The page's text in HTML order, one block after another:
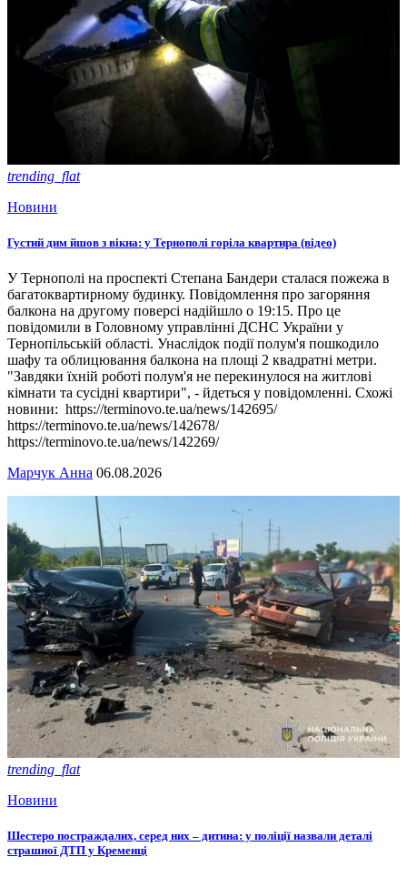
trending_flat
Новини
Густий дим йшов з вікна: у Тернополі горіла квартира (відео)
У Тернополі на проспекті Степана Бандери сталася пожежа в
багатоквартирному будинку. Повідомлення про загоряння
балкона на другому поверсі надійшло о 19:15. Про це
повідомили в Головному управлінні ДСНС України у
Тернопільській області. Унаслідок події полум'я пошкодило
шафу та облицювання балкона на площі 2 квадратні метри.
"Завдяки їхній роботі полум'я не перекинулося на житлові
кімнати та сусідні квартири", - йдеться у повідомленні. Схожі
новини: https://terminovo.te.ua/news/142695/
https://terminovo.te.ua/news/142678/
https://terminovo.te.ua/news/142269/
Марчук Анна 06.08.2026
trending_flat
Новини
Шестеро постраждалих, серед них – дитина: у поліції назвали деталі
страшної ДТП у Кременці